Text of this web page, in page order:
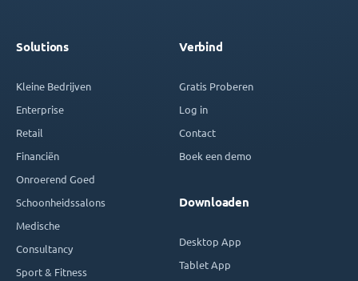
Solutions
Kleine Bedrijven
Enterprise
Retail
Financiën
Onroerend Goed
Schoonheidssalons
Medische
Consultancy
Sport & Fitness
Verbind
Gratis Proberen
Log in
Contact
Boek een demo
Downloaden
Desktop App
Tablet App